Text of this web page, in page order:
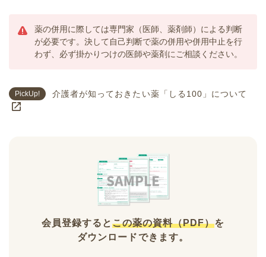
薬の併用に際しては専門家（医師、薬剤師）による判断
が必要です。決して自己判断で薬の併用や併用中止を行
わず、必ず掛かりつけの医師や薬剤にご相談ください。
PickUp! 介護者が知っておきたい薬「しる100」について
会員登録するとこの薬の資料（PDF）を
ダウンロードできます。